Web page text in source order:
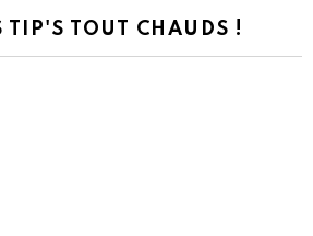
TIP'S TOUT CHAUDS !